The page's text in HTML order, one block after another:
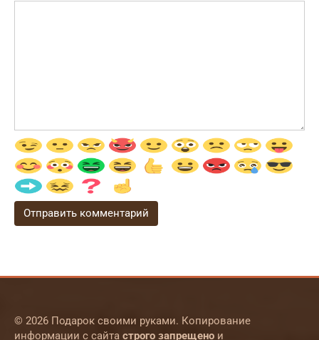
© 2026 Подарок своими руками. Копирование
информации с сайта строго запрещено и